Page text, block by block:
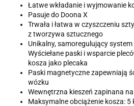
Łatwe wkładanie i wyjmowanie
Pasuje do Doona X
Trwała i łatwa w czyszczeniu
z tworzywa sztucznego
Unikalny, samoregulujący
Wyściełane paski i wsparcie
kosza jako plecaka
Paski magnetyczne zapewniają
wózku
Wewnętrzna kieszeń zapinana
Maksymalne obciążenie kosza: 5